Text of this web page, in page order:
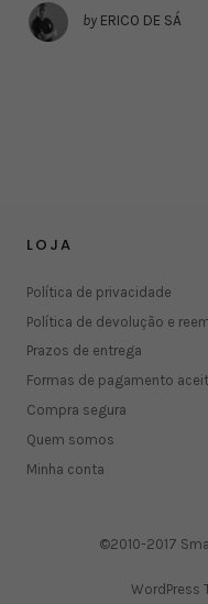
by ERICO DE SÁ
LOJA
Política de privacidade
Política de devolução e
Prazos de entrega
Formas de pagamento
Compra segura
Quem somos
Minha conta
©2010-2017
WordPress